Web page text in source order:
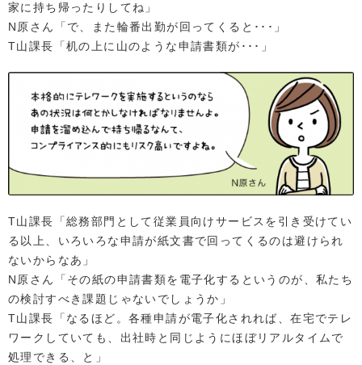
家に持ち帰ったりしてね」
N原さん「で、また輪番出勤が回ってくると･･･」
T山課長「机の上に山のような申請書類が･･･」
T山課長「総務部門として従業員向けサービスを引き受けてい
る以上、いろいろな申請が紙文書で回ってくるのは避けられ
ないからなあ」
N原さん「その紙の申請書類を電子化するというのが、私たち
の検討すべき課題じゃないでしょうか」
T山課長「なるほど。各種申請が電子化されれば、在宅でテレ
ワークしていても、出社時と同じようにほぼリアルタイムで
処理できる、と」